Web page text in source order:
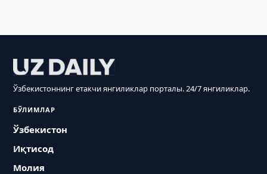
Ўзбекистоннинг етакчи янгиликлар порталы. 24/7 янгиликлар.
БЎЛИМЛАР
Ўзбекистон
Иқтисод
Молия